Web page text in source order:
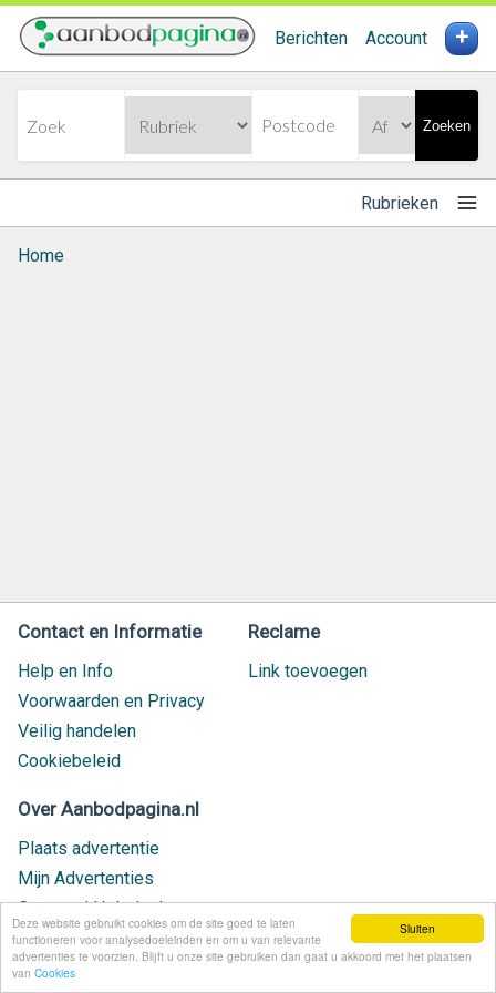
Sluiten
Deze website gebruikt cookies om de site goed te laten
functioneren voor analysedoeleinden en om u van relevante
advertenties te voorzien. Blijft u onze site gebruiken dan gaat u akkoord met het plaatsen
van Cookies
Berichten Account +
Zoeken
Rubrieken
Home
Contact en Informatie
Help en Info
Voorwaarden en Privacy
Veilig handelen
Cookiebeleid
Reclame
Link toevoegen
Over Aanbodpagina.nl
Plaats advertentie
Mijn Advertenties
Contact / Helpdesk
Nieuw geplaatst